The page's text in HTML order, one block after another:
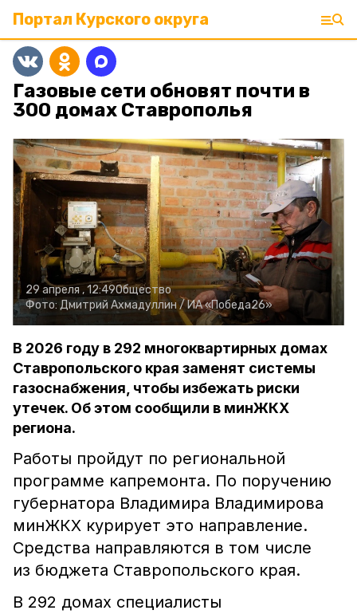
Портал Курского округа
Газовые сети обновят почти в
300 домах Ставрополья
29 апреля , 12:49Общество
Фото: Дмитрий Ахмадуллин /ИА «Победа26»
В 2026 году в 292 многоквартирных домах
Ставропольского края заменят системы
газоснабжения, чтобы избежать риски
утечек. Об этом сообщили в минЖКХ
региона.
Работы пройдут по региональной
программе капремонта. По поручению
губернатора Владимира Владимирова
минЖКХ курирует это направление.
Средства направляются в том числе
из бюджета Ставропольского края.
В 292 домах специалисты